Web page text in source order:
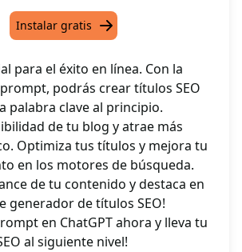
Instalar gratis
para el éxito en línea. Con la
podrás crear títulos SEO
palabra clave al principio.
de tu blog y atrae más
Optimiza tus títulos y mejora tu
en los motores de búsqueda.
de tu contenido y destaca en
generador de títulos SEO!
en ChatGPT ahora y lleva tu
al siguiente nivel!